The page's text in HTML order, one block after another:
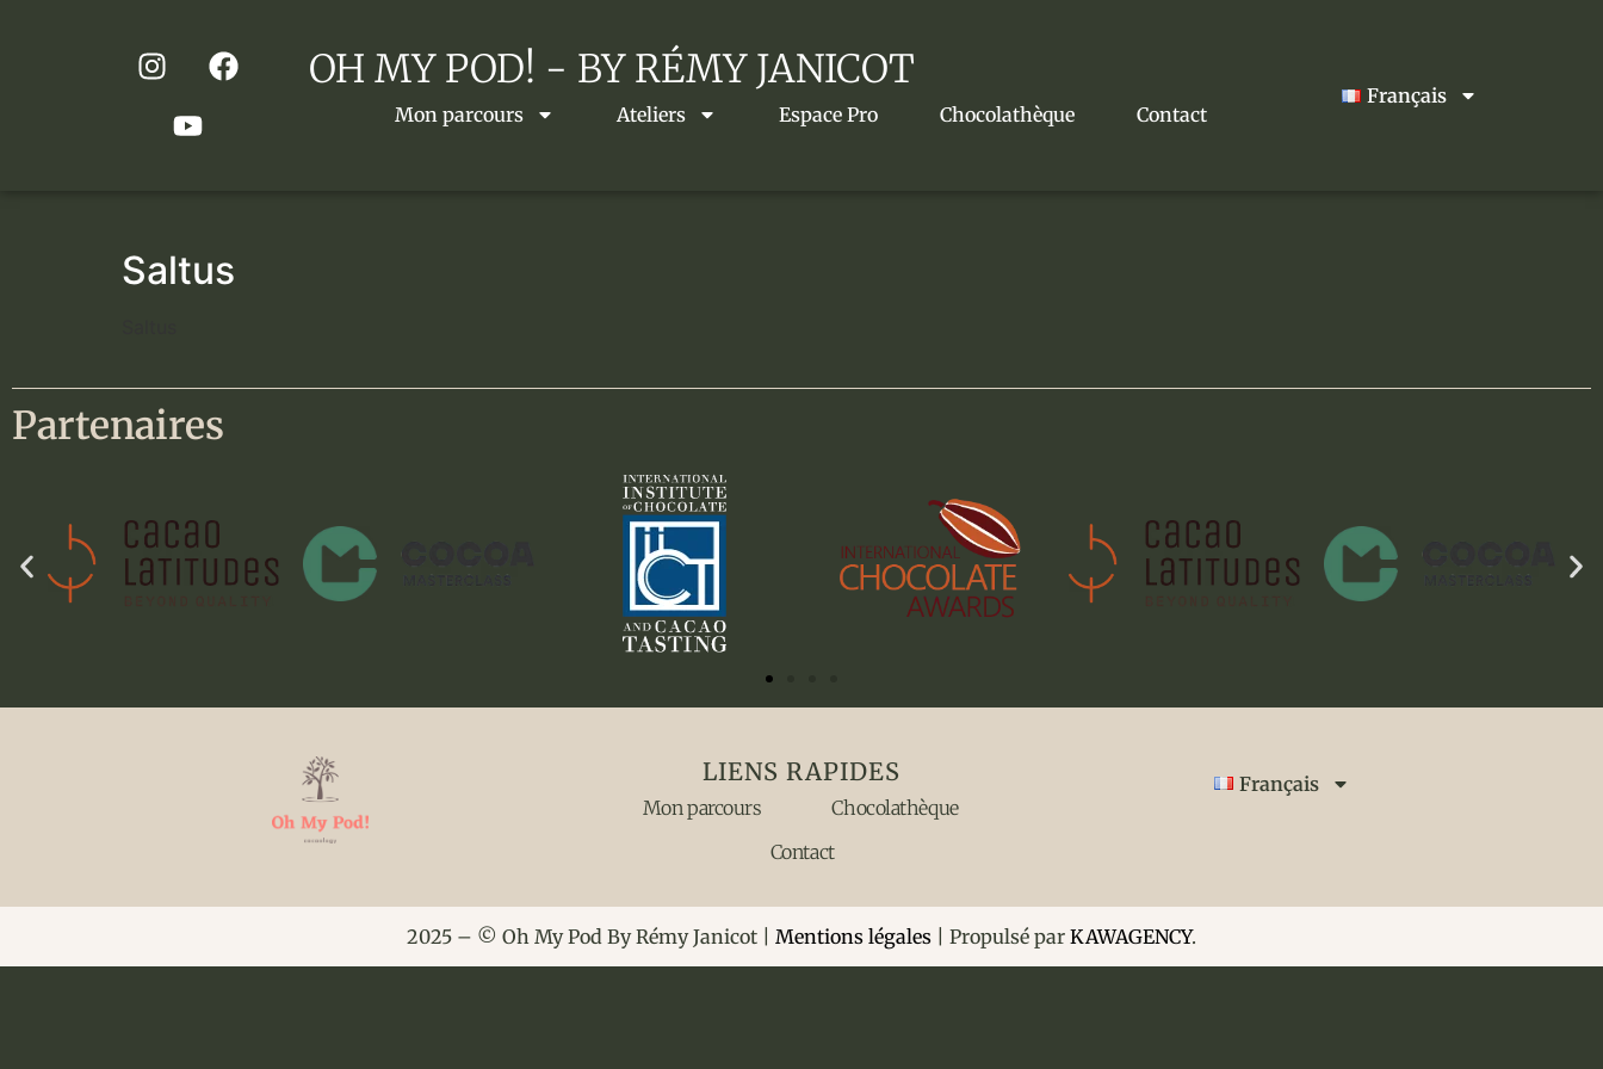
OH MY POD! - BY RÉMY JANICOT
Mon parcours Ateliers Espace Pro Chocolathèque Contact
Français
Saltus
Partenaires
LIENS RAPIDES
Mon parcours
Chocolathèque
Contact
Français
2025 – © Oh My Pod By Rémy Janicot | Mentions légales | Propulsé par KAWAGENCY.